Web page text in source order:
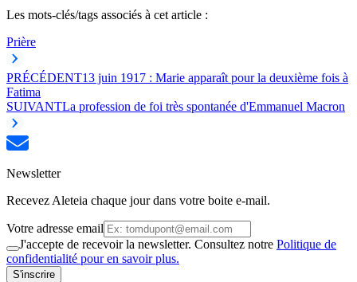
Les mots-clés/tags associés à cet article :
Prière
PRÉCÉDENT13 juin 1917 : Marie apparaît pour la deuxième fois à
Fatima
SUIVANTLa profession de foi très spontanée d'Emmanuel Macron
Newsletter
Recevez Aleteia chaque jour dans votre boite e-mail.
Votre adresse email
J'accepte de recevoir la newsletter. Consultez notre Politique de
confidentialité pour en savoir plus.
S'inscrire